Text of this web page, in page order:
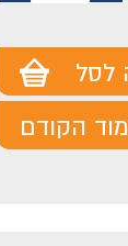
לסל
הקודם